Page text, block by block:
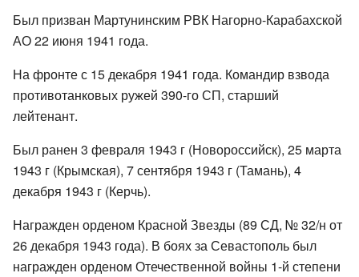
Был призван Мартунинским РВК Нагорно-Карабахской
АО 22 июня 1941 года.
На фронте с 15 декабря 1941 года. Командир взвода
противотанковых ружей 390-го СП, старший
лейтенант.
Был ранен 3 февраля 1943 г (Новороссийск), 25 марта
1943 г (Крымская), 7 сентября 1943 г (Тамань), 4
декабря 1943 г (Керчь).
Награжден орденом Красной Звезды (89 СД, № 32/н от
26 декабря 1943 года). В боях за Севастополь был
награжден орденом Отечественной войны 1-й степени